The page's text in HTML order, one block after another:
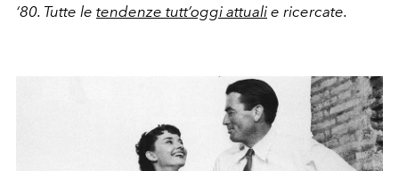
‘80. Tutte le tendenze tutt’oggi attuali e ricercate.